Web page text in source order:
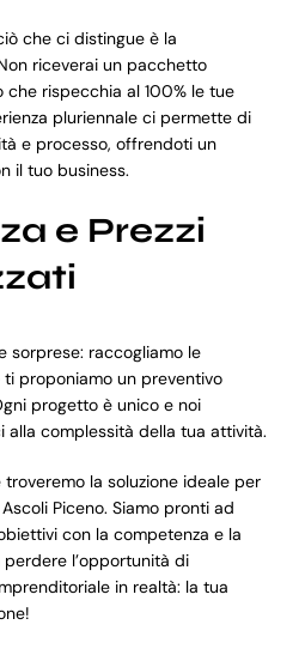
che ci distingue è la
riceverai un pacchetto
rispecchia al 100% le tue
pluriennale ci permette di
e processo, offrendoti un
il tuo business.
e Prezzi
sorprese: raccogliamo le
proponiamo un preventivo
progetto è unico e noi
complessità della tua attività.
la soluzione ideale per
Piceno. Siamo pronti ad
con la competenza e la
l’opportunità di
in realtà: la tua